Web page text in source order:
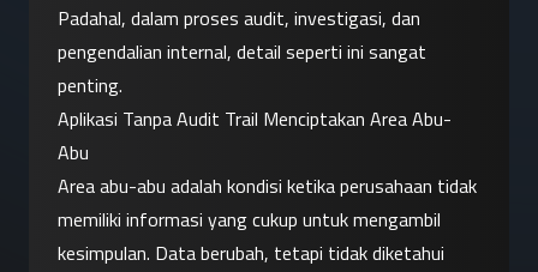
Padahal, dalam proses audit, investigasi, dan
pengendalian internal, detail seperti ini sangat
penting.
Aplikasi Tanpa Audit Trail Menciptakan Area Abu-
Abu
Area abu-abu adalah kondisi ketika perusahaan tidak
memiliki informasi yang cukup untuk mengambil
kesimpulan. Data berubah, tetapi tidak diketahui